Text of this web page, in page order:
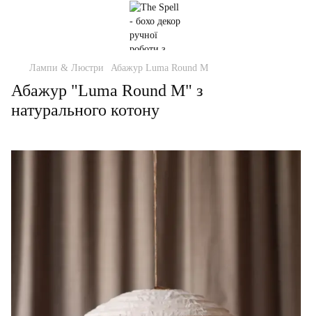
Лампи & Люстри Абажур Luma Round M
Абажур "Luma Round M" з
натурального котону